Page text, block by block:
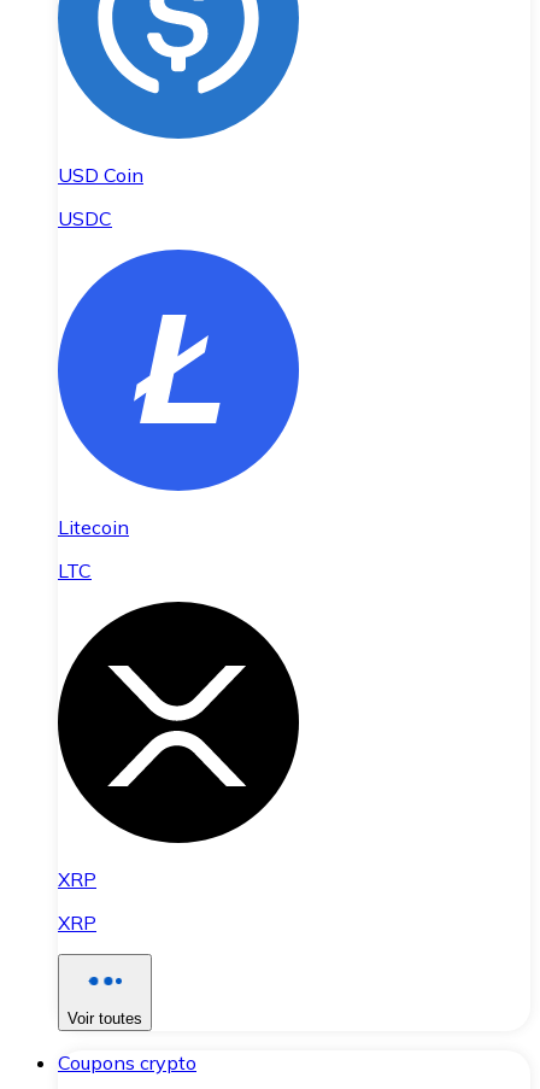
USD Coin
USDC
Litecoin
LTC
XRP
XRP
Voir toutes
Coupons crypto